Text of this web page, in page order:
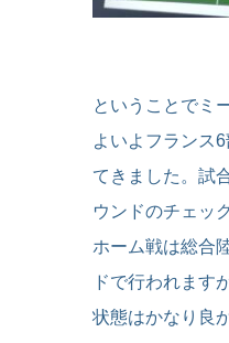
ということでミ
よいよフランス
てきました。試
ウンドのチェッ
ホーム戦は総合
ドで行われます
状態はかなり良